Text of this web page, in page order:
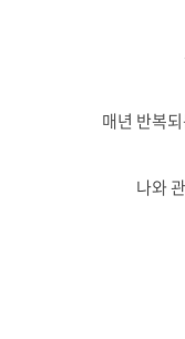
매년 반복
나와